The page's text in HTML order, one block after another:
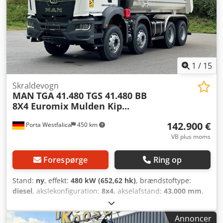
* Drevet | Anden aksel: Ja * Differentialespærre | Anden
aksel: Ja Yderligere funktioner: * 2-pedalsbetjening *
Klimaanlæg * Luftaffjedringssystem *
Aluminiumbrændstoftank * Antiblokeringssystem
1 / 15
Porta Westfalica 450 km
Skraldevogn
MAN TGA 41.480 TGS 41.480 BB
8X4 Euromix Mulden Kip...
142.900 €
VB plus moms
Forespørge Ring op
Stand: ny, effekt: 480 kW (652,62 hk), brændstoftype:
diesel, akslekonfiguration: 8x4, akselafstand: 43.000 mm,
, brændstoftank kapacitet:
bremser:retarder, farve:hvid, førerhus:dagkabine,
Annoncer